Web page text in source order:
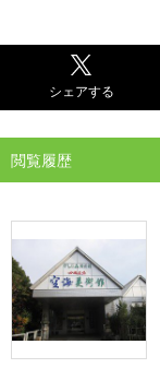
シェアする
閲覧履歴